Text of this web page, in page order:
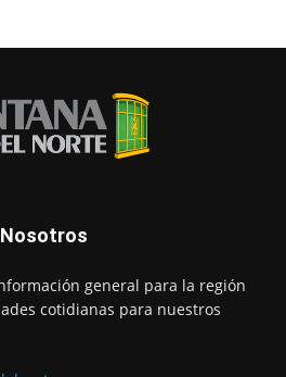
Nosotros
general para la región
cotidianas para nuestros